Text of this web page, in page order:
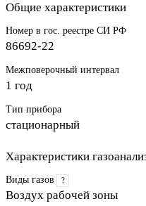
Общие характеристики
Номер в гос. реестре СИ РФ
86692-22
Межповерочный интервал
1 год
Тип прибора
стационарный
Характеристики
Виды газов ?
Воздух рабочей зоны